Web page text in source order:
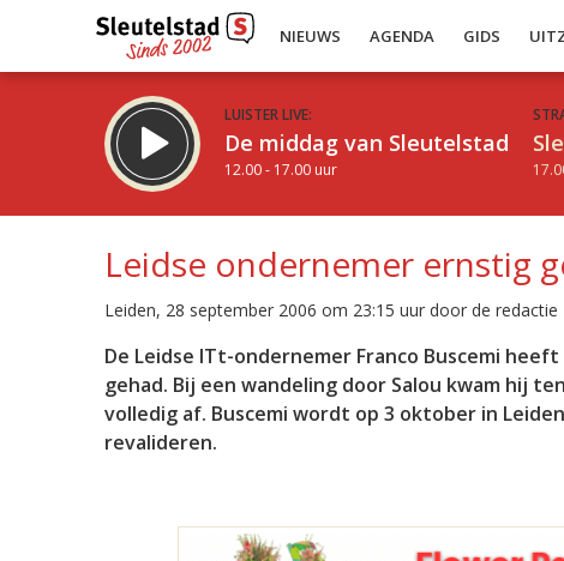
NIEUWS AGENDA GIDS
LUISTER LIVE:
De middag van Sleutelstad
12.00 - 17.00 uur
Inklappen
Leidse ondernemer ernstig
Leiden, 28 september 2006 om 23:15 uur door de redactie
De Leidse ITt-ondernemer Franco Buscemi
gehad. Bij een wandeling door Salou kwam hij
volledig af. Buscemi wordt op 3 oktober in
revalideren.